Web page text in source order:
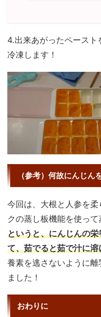
4.出来あがったペースト
冷凍します！
（参考）何故にんじん
今回は、大根と人参を
クの蒸し板機能を使って
というと、にんじんの
て、茹でると茹で汁に
養素を逃さないように
ました！
おわりに